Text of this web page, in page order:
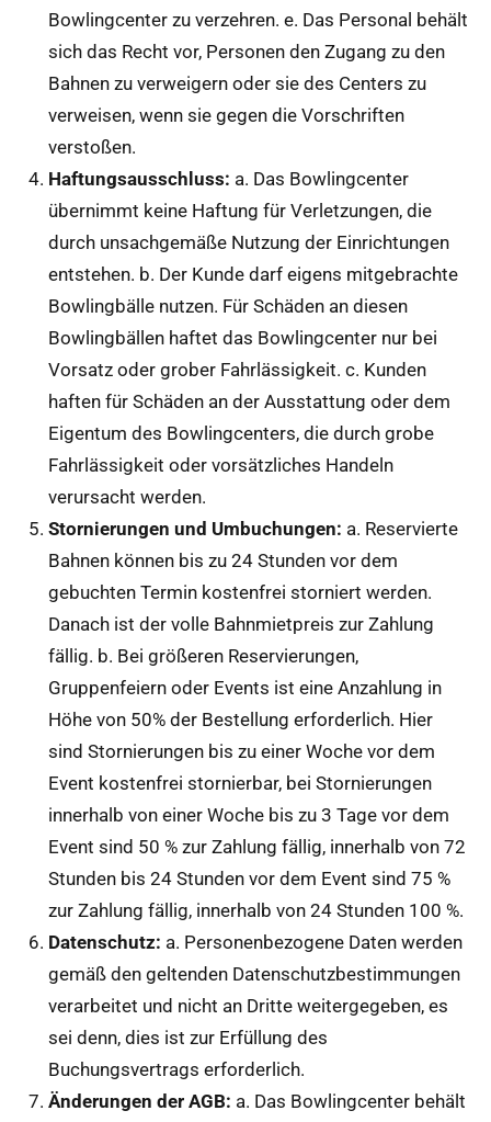
Bowlingcenter zu verzehren. e. Das Personal behält
sich das Recht vor, Personen den Zugang zu den
Bahnen zu verweigern oder sie des Centers zu
verweisen, wenn sie gegen die Vorschriften
verstoßen.
Haftungsausschluss: a. Das Bowlingcenter
übernimmt keine Haftung für Verletzungen, die
durch unsachgemäße Nutzung der Einrichtungen
entstehen. b. Der Kunde darf eigens mitgebrachte
Bowlingbälle nutzen. Für Schäden an diesen
Bowlingbällen haftet das Bowlingcenter nur bei
Vorsatz oder grober Fahrlässigkeit. c. Kunden
haften für Schäden an der Ausstattung oder dem
Eigentum des Bowlingcenters, die durch grobe
Fahrlässigkeit oder vorsätzliches Handeln
verursacht werden.
Stornierungen und Umbuchungen: a. Reservierte
Bahnen können bis zu 24 Stunden vor dem
gebuchten Termin kostenfrei storniert werden.
Danach ist der volle Bahnmietpreis zur Zahlung
fällig. b. Bei größeren Reservierungen,
Gruppenfeiern oder Events ist eine Anzahlung in
Höhe von 50% der Bestellung erforderlich. Hier
sind Stornierungen bis zu einer Woche vor dem
Event kostenfrei stornierbar, bei Stornierungen
innerhalb von einer Woche bis zu 3 Tage vor dem
Event sind 50 % zur Zahlung fällig, innerhalb von 72
Stunden bis 24 Stunden vor dem Event sind 75 %
zur Zahlung fällig, innerhalb von 24 Stunden 100 %.
Datenschutz: a. Personenbezogene Daten werden
gemäß den geltenden Datenschutzbestimmungen
verarbeitet und nicht an Dritte weitergegeben, es
sei denn, dies ist zur Erfüllung des
Buchungsvertrags erforderlich.
Änderungen der AGB: a. Das Bowlingcenter behält